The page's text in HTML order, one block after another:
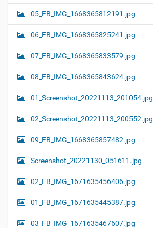
05_FB_IMG_1668365812191.jpg
06_FB_IMG_1668365825241.jpg
07_FB_IMG_1668365833579.jpg
08_FB_IMG_1668365843624.jpg
01_Screenshot_20221113_201054.jpg
02_Screenshot_20221113_200552.jpg
09_FB_IMG_1668365857482.jpg
Screenshot_20221130_051611.jpg
02_FB_IMG_1671635456406.jpg
01_FB_IMG_1671635445387.jpg
03_FB_IMG_1671635467607.jpg